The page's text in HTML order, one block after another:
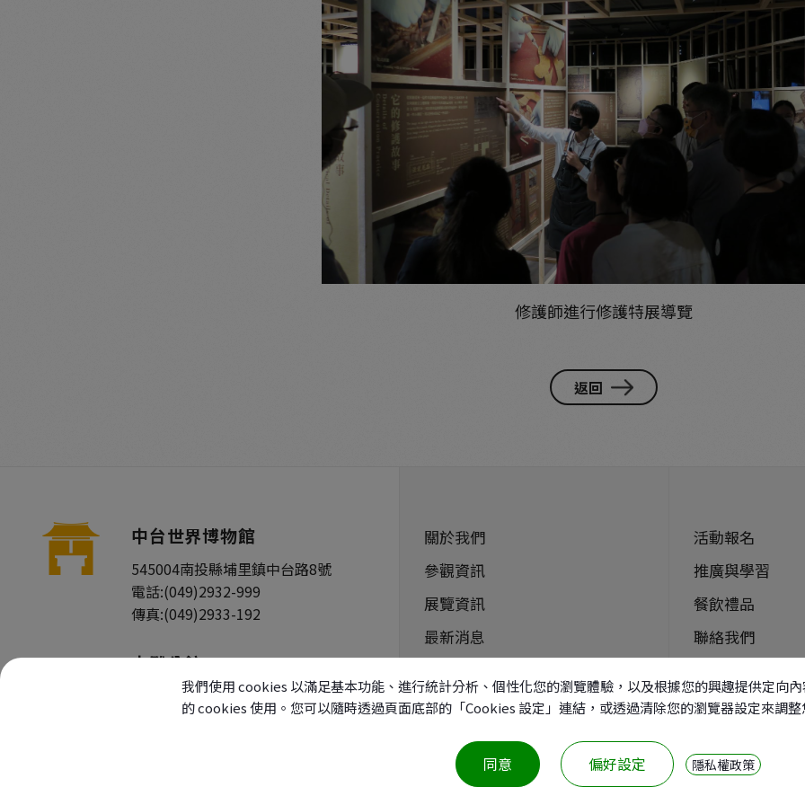
修護師進行修護特展導覽
返回
中台世界博物館
545004南投縣埔里鎮中台路8號
電話:(049)2932-999
傳真:(049)2933-192
木雕分館
南投縣埔里鎮中台路6號
(049)2932-000
關於我們
參觀資訊
展覽資訊
最新消息
活動報名
推廣與學習
餐飲禮品
聯絡我們
我們使用 cookies 以滿足基本功能、進行統計分析、個性化您的瀏覽體驗，以及根據您的興趣提供定向
的 cookies 使用。您可以隨時透過頁面底部的「Cookies 設定」連結，或透過清除您的瀏覽器設定來調
同意 偏好設定 隱私權政策